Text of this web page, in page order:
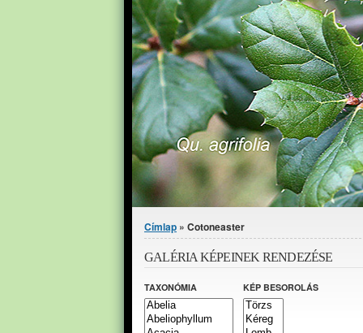
Jelenlegi hely
Címlap » Cotoneaster
GALÉRIA KÉPEINEK RENDEZÉSE
TAXONÓMIA KÉP BESOROLÁS